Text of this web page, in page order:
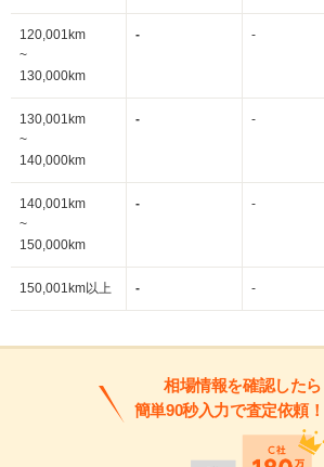
120,001km
~
130,000km
- -
130,001km
~
140,000km
- -
140,001km
~
150,000km
- -
150,001km以上 - -
相場情報を確認したら
簡単90秒入力で査定依頼！